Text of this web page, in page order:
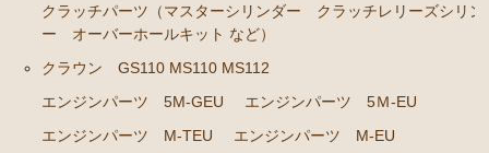
クラッチパーツ（マスターシリンダー クラッチレリ
ーズシリンダー オーバーホールキット など）
ステアリングパーツ（ピットマンアーム アイドラー
足回りパーツ（ベアリング ボールジョイント アー
クラッチパーツ（マスターシリンダー クラッチレリーズシリン
ー オーバーホールキット など）
クラウン GS110 MS110 MS112
エンジンパーツ 5M-GEU
エンジンパーツ 5Ｍ-EU
エンジンパーツ M-TEU
エンジンパーツ M-EU